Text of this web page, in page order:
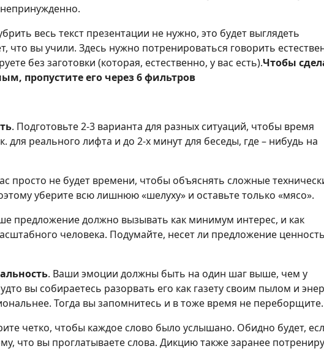
весь текст презентации не нужно, это будет выглядеть
что вы учили. Здесь нужно потренироваться говорить
без заготовки (которая, естественно, у вас есть).Чтобы
пропустите его через 6 фильтров
. Подготовьте 2-3 варианта для разных ситуаций, чтобы время
для реального лифта и до 2-х минут для беседы, где – нибудь на
просто не будет времени, чтобы объяснять сложные
уберите всю лишнюю «шелуху» и оставьте только «мясо».
предложение должно вызывать как минимум интерес, и как
человека. Подумайте, несет ли предложение
. Ваши эмоции должны быть на один шаг выше, чем у
вы собираетесь разорвать его как газету своим пылом и
Тогда вы запомнитесь и в тоже время не переборщите.
четко, чтобы каждое слово было услышано. Обидно будет,
что вы проглатываете слова. Дикцию также заранее